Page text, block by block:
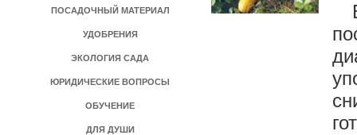
ПОСАДОЧНЫЙ МАТЕРИАЛ
УДОБРЕНИЯ
ЭКОЛОГИЯ САДА
ЮРИДИЧЕСКИЕ ВОПРОСЫ
ОБУЧЕНИЕ
ДЛЯ ДУШИ